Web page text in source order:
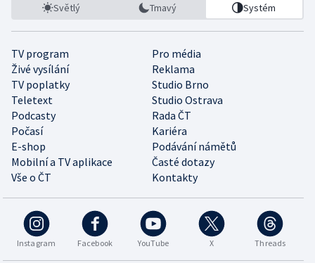
Světlý Tmavý Systém
TV program
Pro média
Živé vysílání
Reklama
TV poplatky
Studio Brno
Teletext
Studio Ostrava
Podcasty
Rada ČT
Počasí
Kariéra
E-shop
Podávání námětů
Mobilní a TV aplikace
Časté dotazy
Vše o ČT
Kontakty
Instagram Facebook YouTube X Threads